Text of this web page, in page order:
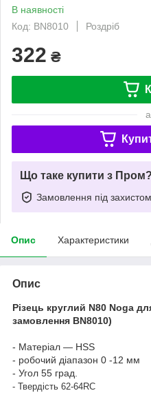
В наявності
Код: BN8010
Роздріб
322 ₴
Що таке купити з Пром?
Замовлення під захистом
Опис Характеристики
Опис
Різець круглий N80 Noga
замовлення BN8010)
- Матеріал — HSS
- робочий діапазон 0 -12 мм
- Угол 55 град.
- Твердість 62-64RC